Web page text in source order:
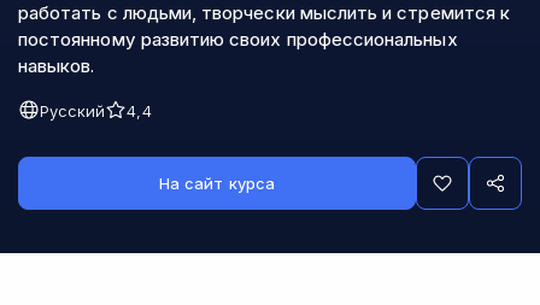
работать с людьми, творчески мыслить и стремится к
постоянному развитию своих профессиональных
навыков.
Русский 4,4
На сайт курса